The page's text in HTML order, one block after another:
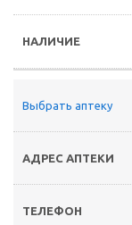
Выбрать аптеку